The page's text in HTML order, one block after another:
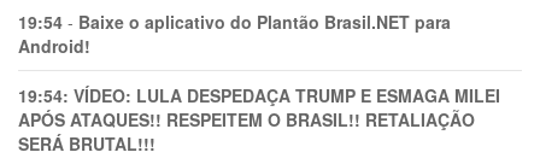
19:54 - Baixe o aplicativo do Plantão Brasil.NET para
Android!
19:54: VÍDEO: LULA DESPEDAÇA TRUMP E ESMAGA MILEI
APÓS ATAQUES!! RESPEITEM O BRASIL!! RETALIAÇÃO
SERÁ BRUTAL!!!